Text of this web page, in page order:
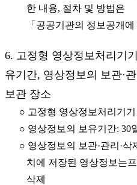
한 내용, 절차 및 방법은
「공공기관의 정보공개
6. 고정형 영상정보처리기
유기간, 영상정보의 보관·
보관 장소
○ 고정형 영상정보처리기
○ 영상정보의 보유기간: 30
○ 영상정보의 보관·관리·
치에 저장된 영상정보는
삭제